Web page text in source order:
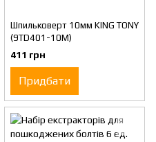
Шпильковерт 10мм KING TONY
(9TD401-10M)
411 грн
Придбати